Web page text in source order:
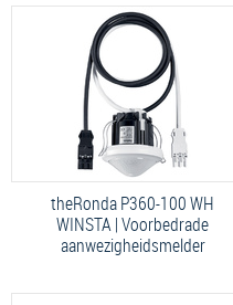
theRonda P360-100 WH
WINSTA | Voorbedrade
aanwezigheidsmelder